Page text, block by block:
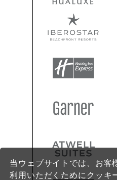
当ウェブサイトでは、お客
利用いただくためにクッキ